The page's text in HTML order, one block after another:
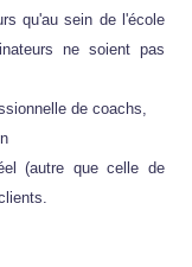
qu'au sein de l'école
ne soient pas
de coachs,
(autre que celle de